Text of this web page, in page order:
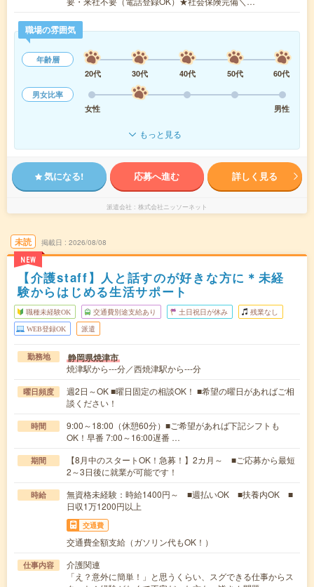
職場の雰囲気
年齢層
20代
30代 40代 50代
60代
男女比率
女性
男性
もっと見る
気になる! 応募へ進む 詳しく見る
派遣会社 株式会社ニッソーネット
未読
NEW
掲載日 2026/08/08
【介護staff】人と話すのが好きな方に＊未経
験からはじめる生活サポート
職種未経験OK 交通費別途支給あり 土日祝日が休み 残業なし
WEB登録OK 派遣
勤務地 静岡県焼津市
焼津駅から---分／西焼津駅から---分
曜日頻度
週2日～OK ■曜日固定の相談OK！ ■希望の曜日があればご相
談ください！
時間
9:00～18:00（休憩60分）■ご希望があれば下記シフトも
OK！早番 7:00～16:00遅番 …
期間
【8月中のスタートOK！急募！】2カ月～ ■ご応募から最短
2～3日後に就業が可能です！
時給
無資格未経験：時給1400円～ ■週払いOK ■扶養内OK ■
日収1万1200円以上
交通費
交通費全額支給（ガソリン代もOK！）
仕事内容
介護関連
「え？意外に簡単！」と思うくらい、スグできる仕事からス